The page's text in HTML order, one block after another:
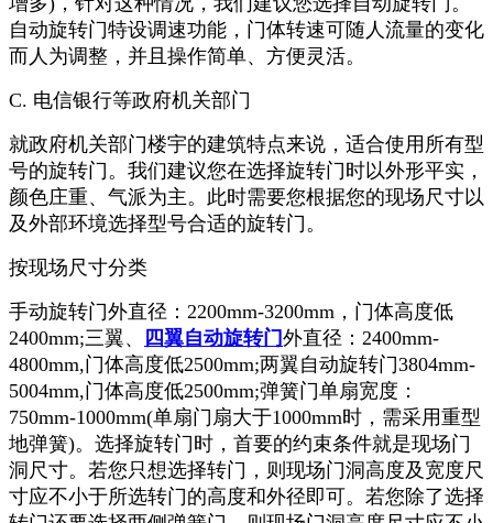
自动旋转门特设调速功能，门体转速可随人流量的变化
而人为调整，并且操作简单、方便灵活。
C. 电信银行等政府机关部门
就政府机关部门楼宇的建筑特点来说，适合使用所有型
号的旋转门。我们建议您在选择旋转门时以外形平实，
颜色庄重、气派为主。此时需要您根据您的现场尺寸以
及外部环境选择型号合适的旋转门。
按现场尺寸分类
手动旋转门外直径：2200mm-3200mm，门体高度低
2400mm;三翼、
四翼自动旋转门外直径：2400mm-
4800mm,门体高度低2500mm;两翼自动旋转门3804mm-
5004mm,门体高度低2500mm;弹簧门单扇宽度：
750mm-1000mm(单扇门扇大于1000mm时，需采用重型
地弹簧)。选择旋转门时，首要的约束条件就是现场门
洞尺寸。若您只想选择转门，则现场门洞高度及宽度尺
寸应不小于所选转门的高度和外径即可。若您除了选择